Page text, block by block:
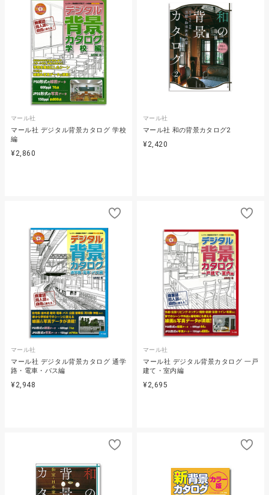
マール社
マール社 デジタル背景カタログ 学校
編
¥2,860
マール社
マール社 和の背景カタログ2
¥2,420
マール社
マール社 デジタル背景カタログ 通学
路・電車・バス編
¥2,948
マール社
マール社 デジタル背景カタログ 一戸
建て・室内編
¥2,695